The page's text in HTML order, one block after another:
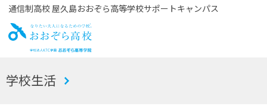
通信制高校 屋久島おおぞら高等学校サポートキャンパス
お
学校生活